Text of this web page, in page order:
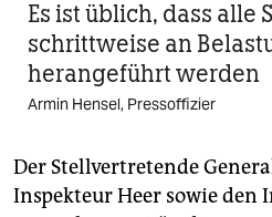
Es ist üblich, dass alle
schrittweise an
herangeführt werden
Armin Hensel, Pressoffizier
Der Stellvertretende
Inspekteur Heer sowie den